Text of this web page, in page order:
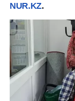
NUR.KZ.